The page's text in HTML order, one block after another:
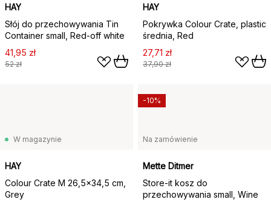
HAY
Słój do przechowywania Tin
Container small, Red-off white
41,95 zł
52 zł
HAY
Pokrywka Colour Crate, plastic
średnia, Red
27,71 zł
37,90 zł
W magazynie
HAY
Colour Crate M 26,5x34,5 cm,
Grey
Na zamówienie
Mette Ditmer
Store-it kosz do
przechowywania small, Wine
-10%